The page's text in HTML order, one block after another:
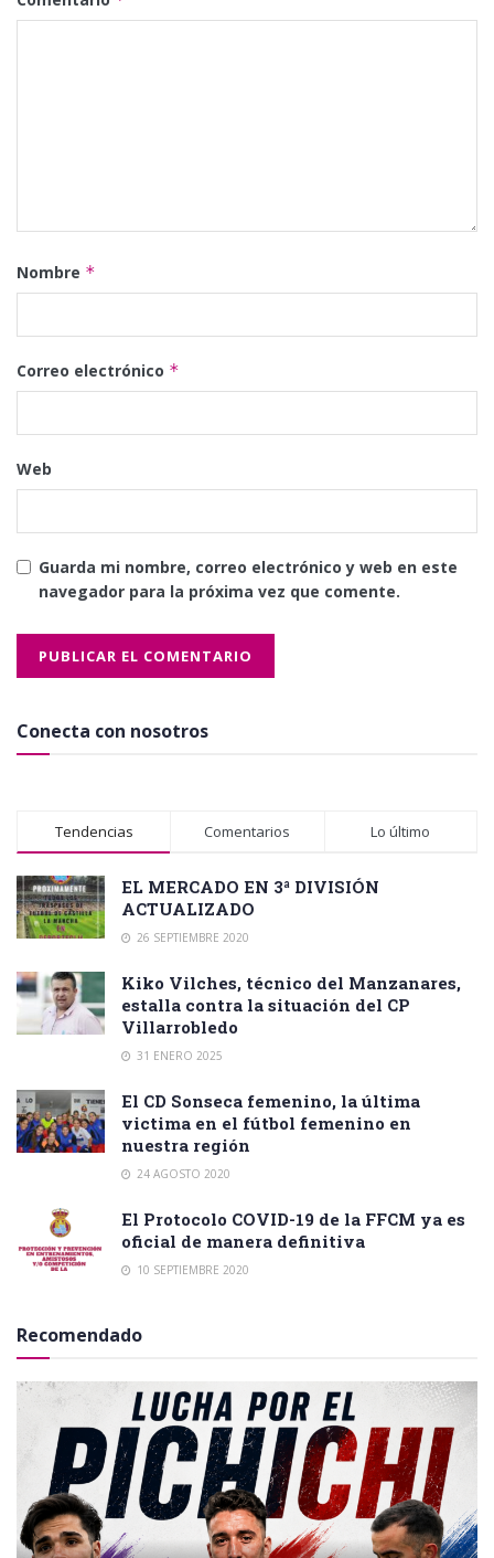
Nombre *
Correo electrónico *
Web
Guarda mi nombre, correo electrónico y web en este
navegador para la próxima vez que comente.
Conecta con nosotros
Tendencias Comentarios Lo último
EL MERCADO EN 3ª DIVISIÓN
ACTUALIZADO
26 SEPTIEMBRE 2020
Kiko Vilches, técnico del Manzanares,
estalla contra la situación del CP
Villarrobledo
31 ENERO 2025
El CD Sonseca femenino, la última
victima en el fútbol femenino en
nuestra región
24 AGOSTO 2020
El Protocolo COVID-19 de la FFCM ya es
oficial de manera definitiva
10 SEPTIEMBRE 2020
Recomendado